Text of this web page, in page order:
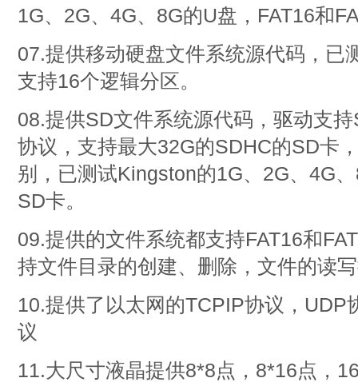
1G、2G、4G、8G的U盘，FAT16和
07.提供移动硬盘文件系统源代码，已
支持16个逻辑分区。
08.提供SD文件系统源代码，驱动支
协议，支持最大32G的SDHC的SD卡
别，已测试Kingston的1G、2G、4G
SD卡。
09.提供的文件系统都支持FAT16和
持文件目录的创建、删除，文件的读
10.提供了以太网的TCPIP协议，UDP
议
11.大尺寸液晶提供8*8点，8*16点，